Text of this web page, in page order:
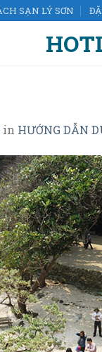
SẠN LÝ SƠN
in HƯỚNG DẪN